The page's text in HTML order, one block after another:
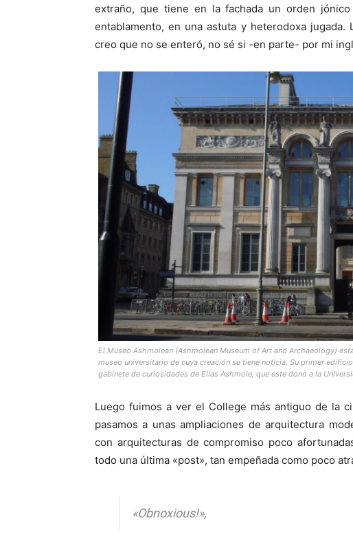
extraño, que tiene en la fachada un orden
entablamento, en una astuta y heterodoxa
creo que no se enteró, no sé si -en parte- por mi
El Museo Ashmolean (Ashmolean Museum of Art and Archaeology)
museo universitario de cuya creación se tiene noticia. Su primer
gabinete de curiosidades de Elias Ashmole, que este donó a la
Luego fuimos a ver el College más antiguo de la
pasamos a unas ampliaciones de arquitectura
con arquitecturas de compromiso poco
todo una última «post», tan empeñada como poco
«Obnoxious!»,